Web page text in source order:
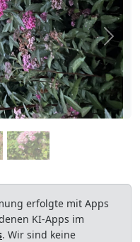
erfolgte mit Apps
KI-Apps im
. Wir sind keine